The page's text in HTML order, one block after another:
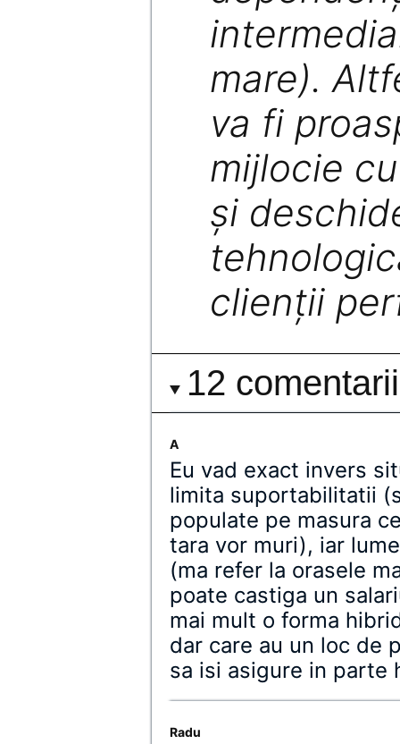
mare).
va fi
mijlocie
şi
clienţii
12 comentarii
A
Eu vad exact invers
limita suportabilitatii
populate pe masura
tara vor muri), iar
(ma refer la orasele
poate castiga un
mai mult o forma
dar care au un loc de
sa isi asigure in parte
Radu